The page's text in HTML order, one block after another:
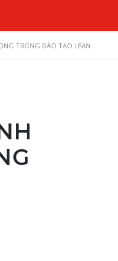
TRONG ĐÀO TẠO LEAN